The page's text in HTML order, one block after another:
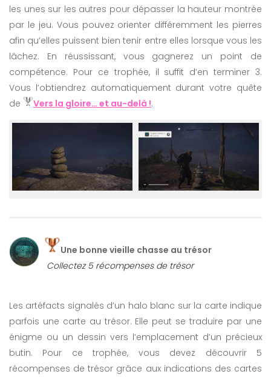
les unes sur les autres pour dépasser la hauteur montrée
par le jeu. Vous pouvez orienter différemment les pierres
afin qu’elles puissent bien tenir entre elles lorsque vous les
lâchez. En réussissant, vous gagnerez un point de
compétence. Pour ce trophée, il suffit d’en terminer 3.
Vous l’obtiendrez automatiquement durant votre quête
de
Vers la gloire… et au-delà !.
Une bonne vieille chasse au trésor
Collectez 5 récompenses de trésor
Les artéfacts signalés d’un halo blanc sur la carte indique
parfois une carte au trésor. Elle peut se traduire par une
énigme ou un dessin vers l’emplacement d’un précieux
butin. Pour ce trophée, vous devez découvrir 5
récompenses de trésor grâce aux indications des cartes